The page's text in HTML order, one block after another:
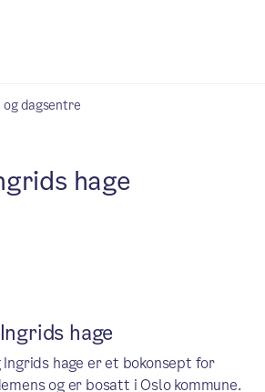
og dagsentre
hage
hage
Ingrids hage er et bokonsept for
og er bosatt i Oslo kommune.